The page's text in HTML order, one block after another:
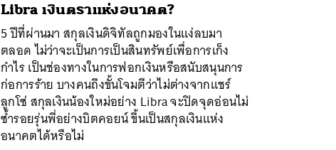
Libra เงินตราแห่งอนาคต?
5 ปีที่ผ่านมา สกุลเงินดิจิทัลถูกมองในแง่ลบมา
ตลอด ไม่ว่าจะเป็นการเป็นสินทรัพย์เพื่อการเก็ง
กำไร เป็นช่องทางในการฟอกเงินหรือสนับสนุนการ
ก่อการร้าย บางคนถึงขั้นโจมตีว่าไม่ต่างจากแชร์
ลูกโซ่ สกุลเงินน้องใหม่อย่าง Libra จะปิดจุดอ่อนไม่
ซ้ำรอยรุ่นพี่อย่างบิตคอยน์ ขึ้นเป็นสกุลเงินแห่ง
อนาคตได้หรือไม่